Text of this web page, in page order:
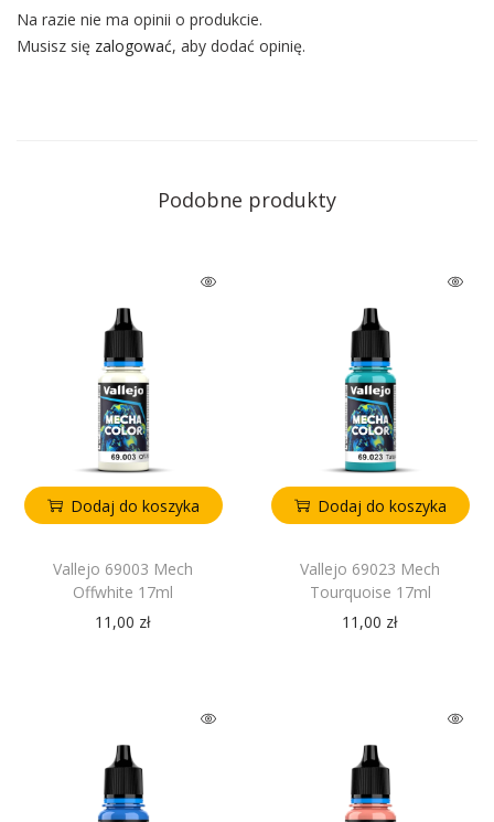
Na razie nie ma opinii o produkcie.
Musisz się zalogować, aby dodać opinię.
Podobne produkty
Dodaj do koszyka
Vallejo 69003 Mech
Offwhite 17ml
11,00 zł
Dodaj do koszyka
Vallejo 69023 Mech
Tourquoise 17ml
11,00 zł